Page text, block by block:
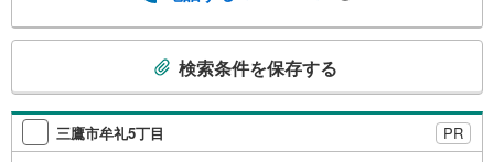
検
索
条
検索条件を保存する
三鷹市牟礼5丁目 PR